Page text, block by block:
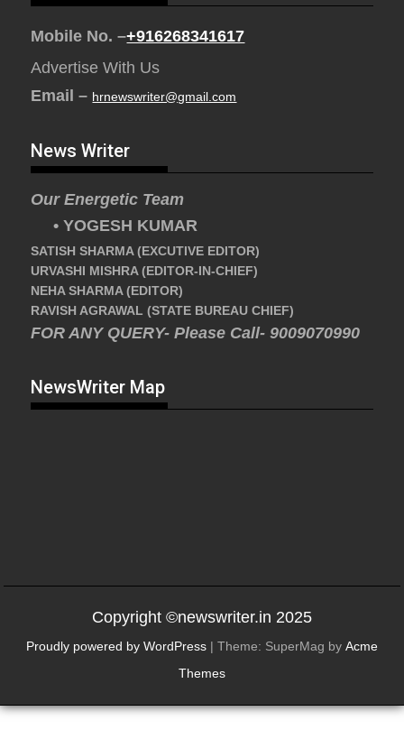
Mobile No. –+916268341617
Advertise With Us
Email – hrnewswriter@gmail.com
News Writer
Our Energetic Team
• YOGESH KUMAR
SATISH SHARMA (EXCUTIVE EDITOR)
URVASHI MISHRA (EDITOR-IN-CHIEF)
NEHA SHARMA (EDITOR)
RAVISH AGRAWAL (STATE BUREAU CHIEF)
FOR ANY QUERY- Please Call- 9009070990
NewsWriter Map
Copyright ©newswriter.in 2025
Proudly powered by WordPress | Theme: SuperMag by Acme
Themes